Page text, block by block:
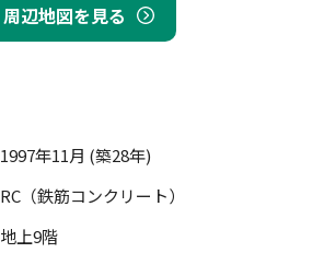
周辺地図を見る
1997年11月 (築28年)
RC（鉄筋コンクリート）
地上9階